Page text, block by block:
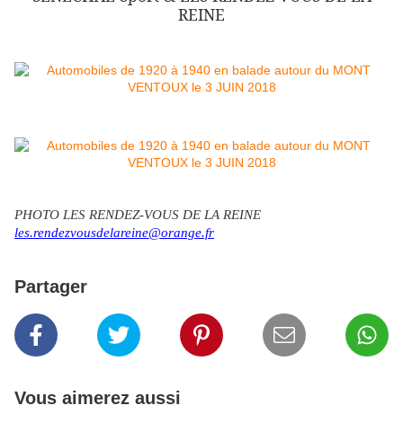
REINE
PHOTO LES RENDEZ-VOUS DE LA REINE
les.rendezvousdelareine@orange.fr
Partager
Vous aimerez aussi